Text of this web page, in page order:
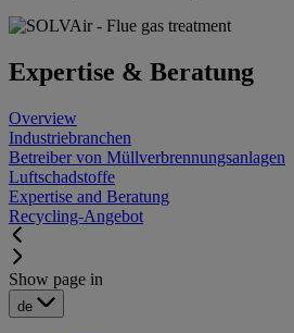
Expertise & Beratung
Overview
Industriebranchen
Betreiber von Müllverbrennungsanlagen
Luftschadstoffe
Expertise and Beratung
Recycling-Angebot
Show page in
de